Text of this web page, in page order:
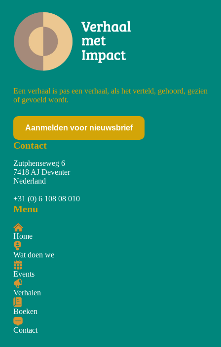
Een verhaal is pas een verhaal, als het verteld, gehoord, gezien
of gevoeld wordt.
Aanmelden voor nieuwsbrief
Contact
Zutphenseweg 6
7418 AJ Deventer
Nederland
+31 (0) 6 108 08 010
Menu
Home
Wat doen we
Events
Verhalen
Boeken
Contact